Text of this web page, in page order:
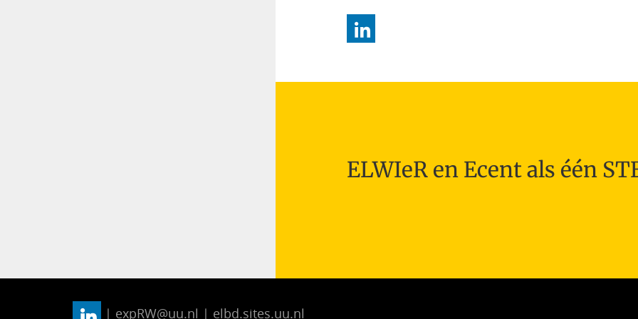
ELWIeR en Ecent als één
| expRW@uu.nl | elbd.sites.uu.nl